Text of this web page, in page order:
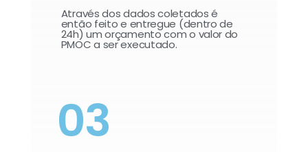
Através dos dados coletados é
então feito e entregue (dentro de
24h) um orçamento com o valor do
PMOC a ser executado.
03